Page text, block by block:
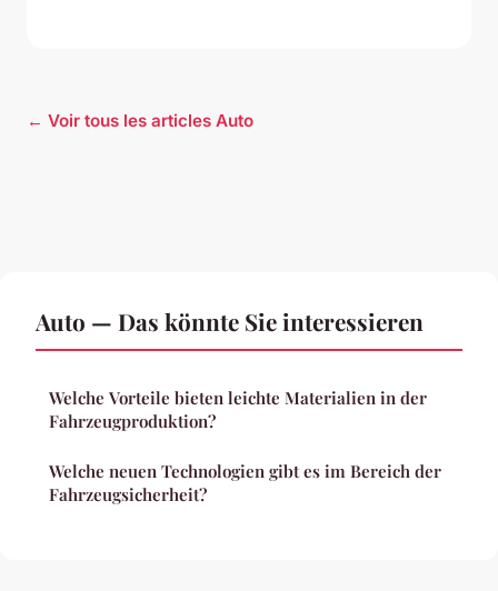
← Voir tous les articles Auto
Auto — Das könnte Sie interessieren
Welche Vorteile bieten leichte Materialien in der
Fahrzeugproduktion?
Welche neuen Technologien gibt es im Bereich der
Fahrzeugsicherheit?